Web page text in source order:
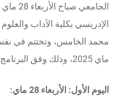
الإدريسي بكلية الآداب والعلوم
ماي 2025، وذلك وفق البرنامج التالي:
اليوم الأول: الأربعاء 28 ماي: